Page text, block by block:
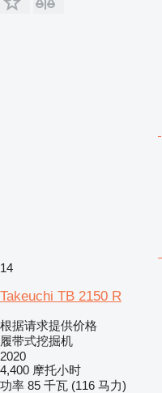
14
Takeuchi TB 2150 R
根据请求提供价格
履带式挖掘机
2020
4,400 摩托小时
功率 85 千瓦 (116 马力)